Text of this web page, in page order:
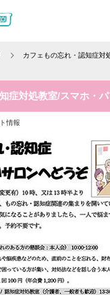
カフェもの忘れ・認知症対
症対処教室/スマホ・
情報